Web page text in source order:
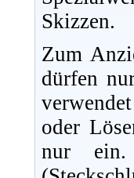
Skizzen.
Zum
dürfen
oder
nur ein.